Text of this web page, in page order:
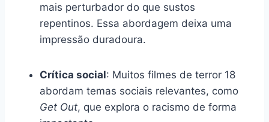
mais perturbador do que sustos
repentinos. Essa abordagem deixa uma
impressão duradoura.
Crítica social: Muitos filmes de terror 18
abordam temas sociais relevantes, como
Get Out, que explora o racismo de forma